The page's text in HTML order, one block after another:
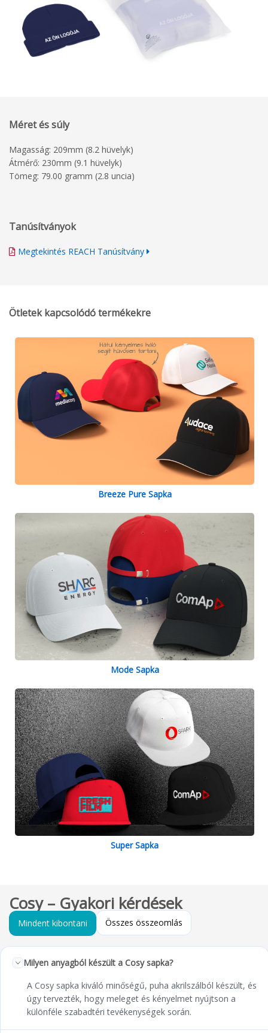
Méret és súly
Magasság: 209mm (8.2 hüvelyk)
Átmérő: 230mm (9.1 hüvelyk)
Tömeg: 79.00 gramm (2.8 uncia)
Tanúsítványok
Megtekintés REACH Tanúsítvány
Ötletek kapcsolódó termékekre
Breeze Pure Sapka
Mode Sapka
Super Sapka
Cosy – Gyakori kérdések
Mindent kibontani Összes összeomlás
Milyen anyagból készült a Cosy sapka?
A Cosy sapka kiváló minőségű, puha akrilszálból készült, és
úgy tervezték, hogy meleget és kényelmet nyújtson a
különféle szabadtéri tevékenységek során.